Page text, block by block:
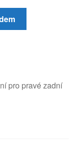
pro pravé zadní